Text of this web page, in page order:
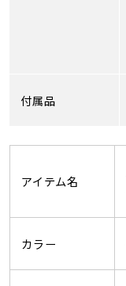
付属品
アイテム名
カラー